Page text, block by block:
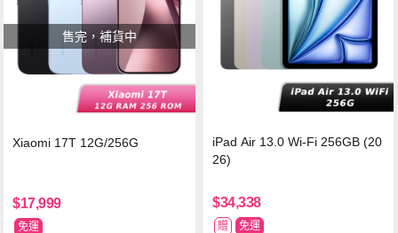
售完，補貨中
Xiaomi 17T 12G/256G
$17,999
免運
iPad Air 13.0 Wi-Fi 256GB (20
26)
$34,338
贈 免運